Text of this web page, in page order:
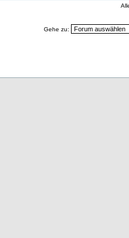
Gehe zu: